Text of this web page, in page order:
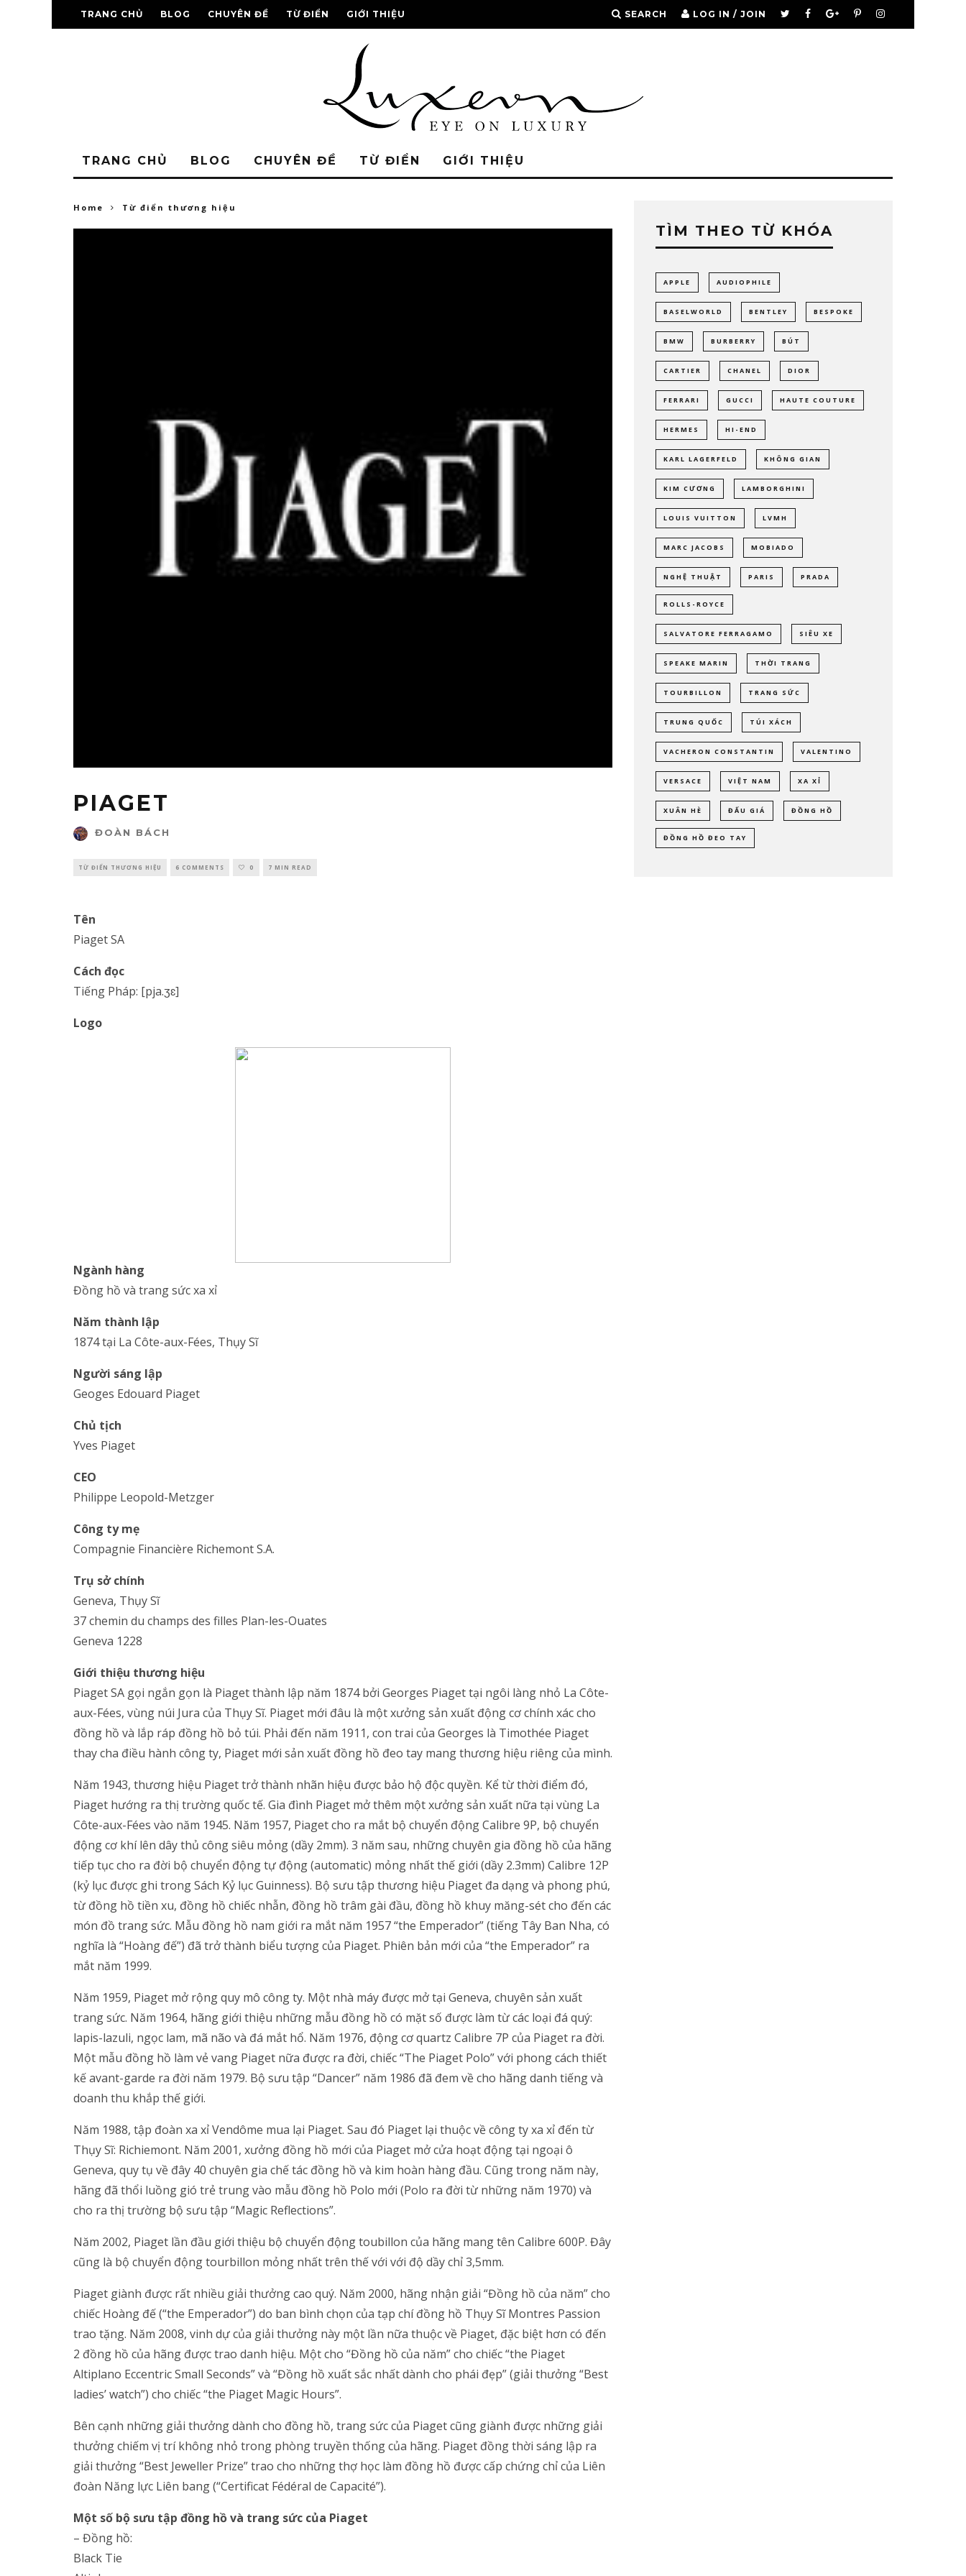
TRANG CHỦ BLOG CHUYÊN ĐỀ TỪ ĐIỂN GIỚI THIỆU SEARCH LOG IN / JOIN
TRANG CHỦ BLOG CHUYÊN ĐỀ TỪ ĐIỂN GIỚI THIỆU
Home Từ điển thương hiệu
PIAGET
ĐOÀN BÁCH
TỪ ĐIỂN THƯƠNG HIỆU 6 COMMENTS 0 7 MIN READ
Tên
Piaget SA
Cách đọc
Tiếng Pháp: [pja.ʒɛ]
Logo
Ngành hàng
Đồng hồ và trang sức xa xỉ
Năm thành lập
1874 tại La Côte-aux-Fées, Thụy Sĩ
Người sáng lập
Geoges Edouard Piaget
Chủ tịch
Yves Piaget
CEO
Philippe Leopold-Metzger
Công ty mẹ
Compagnie Financière Richemont S.A.
Trụ sở chính
Geneva, Thụy Sĩ
37 chemin du champs des filles Plan-les-Ouates
Geneva 1228
Giới thiệu thương hiệu
Piaget SA gọi ngắn gọn là Piaget thành lập năm 1874 bởi Georges Piaget tại ngôi làng nhỏ La Côte-
aux-Fées, vùng núi Jura của Thụy Sĩ. Piaget mới đâu là một xưởng sản xuất động cơ chính xác cho
đồng hồ và lắp ráp đồng hồ bỏ túi. Phải đến năm 1911, con trai của Georges là Timothée Piaget
thay cha điều hành công ty, Piaget mới sản xuất đồng hồ đeo tay mang thương hiệu riêng của mình.
Năm 1943, thương hiệu Piaget trở thành nhãn hiệu được bảo hộ độc quyền. Kể từ thời điểm đó,
Piaget hướng ra thị trường quốc tế. Gia đình Piaget mở thêm một xưởng sản xuất nữa tại vùng La
Côte-aux-Fées vào năm 1945. Năm 1957, Piaget cho ra mắt bộ chuyển động Calibre 9P, bộ chuyển
động cơ khí lên dây thủ công siêu mỏng (dầy 2mm). 3 năm sau, những chuyên gia đồng hồ của hãng
tiếp tục cho ra đời bộ chuyển động tự động (automatic) mỏng nhất thế giới (dầy 2.3mm) Calibre 12P
(kỷ lục được ghi trong Sách Kỷ lục Guinness). Bộ sưu tập thương hiệu Piaget đa dạng và phong phú,
từ đồng hồ tiền xu, đồng hồ chiếc nhẫn, đồng hồ trâm gài đầu, đồng hồ khuy măng-sét cho đến các
món đồ trang sức. Mẫu đồng hồ nam giới ra mắt năm 1957 “the Emperador” (tiếng Tây Ban Nha, có
nghĩa là “Hoàng đế”) đã trở thành biểu tượng của Piaget. Phiên bản mới của “the Emperador” ra
mắt năm 1999.
Năm 1959, Piaget mở rộng quy mô công ty. Một nhà máy được mở tại Geneva, chuyên sản xuất
trang sức. Năm 1964, hãng giới thiệu những mẫu đồng hồ có mặt số được làm từ các loại đá quý:
lapis-lazuli, ngọc lam, mã não và đá mắt hổ. Năm 1976, động cơ quartz Calibre 7P của Piaget ra đời.
Một mẫu đồng hồ làm vẻ vang Piaget nữa được ra đời, chiếc “The Piaget Polo” với phong cách thiết
kế avant-garde ra đời năm 1979. Bộ sưu tập “Dancer” năm 1986 đã đem về cho hãng danh tiếng và
doanh thu khắp thế giới.
Năm 1988, tập đoàn xa xỉ Vendôme mua lại Piaget. Sau đó Piaget lại thuộc về công ty xa xỉ đến từ
Thụy Sĩ: Richiemont. Năm 2001, xưởng đồng hồ mới của Piaget mở cửa hoạt động tại ngoại ô
Geneva, quy tụ về đây 40 chuyên gia chế tác đồng hồ và kim hoàn hàng đầu. Cũng trong năm này,
hãng đã thổi luồng gió trẻ trung vào mẫu đồng hồ Polo mới (Polo ra đời từ những năm 1970) và
cho ra thị trường bộ sưu tập “Magic Reflections”.
Năm 2002, Piaget lần đầu giới thiệu bộ chuyển động toubillon của hãng mang tên Calibre 600P. Đây
cũng là bộ chuyển động tourbillon mỏng nhất trên thế với với độ dầy chỉ 3,5mm.
Piaget giành được rất nhiều giải thưởng cao quý. Năm 2000, hãng nhận giải “Đồng hồ của năm” cho
chiếc Hoàng đế (“the Emperador”) do ban bình chọn của tạp chí đồng hồ Thụy Sĩ Montres Passion
trao tặng. Năm 2008, vinh dự của giải thưởng này một lần nữa thuộc về Piaget, đặc biệt hơn có đến
2 đồng hồ của hãng được trao danh hiệu. Một cho “Đồng hồ của năm” cho chiếc “the Piaget
Altiplano Eccentric Small Seconds” và “Đồng hồ xuất sắc nhất dành cho phái đẹp” (giải thưởng “Best
ladies’ watch”) cho chiếc “the Piaget Magic Hours”.
Bên cạnh những giải thưởng dành cho đồng hồ, trang sức của Piaget cũng giành được những giải
thưởng chiếm vị trí không nhỏ trong phòng truyền thống của hãng. Piaget đồng thời sáng lập ra
giải thưởng “Best Jeweller Prize” trao cho những thợ học làm đồng hồ được cấp chứng chỉ của Liên
đoàn Năng lực Liên bang (“Certificat Fédéral de Capacité”).
Một số bộ sưu tập đồng hồ và trang sức của Piaget
– Đồng hồ:
Black Tie
TÌM THEO TỪ KHÓA
APPLE AUDIOPHILE
BASELWORLD BENTLEY BESPOKE
BMW BURBERRY BÚT
CARTIER CHANEL DIOR
FERRARI GUCCI HAUTE COUTURE
HERMES HI-END
KARL LAGERFELD KHÔNG GIAN
KIM CƯƠNG LAMBORGHINI
LOUIS VUITTON LVMH
MARC JACOBS MOBIADO
NGHỆ THUẬT PARIS PRADA
ROLLS-ROYCE
SALVATORE FERRAGAMO SIÊU XE
SPEAKE MARIN THỜI TRANG
TOURBILLON TRANG SỨC
TRUNG QUỐC TÚI XÁCH
VACHERON CONSTANTIN VALENTINO
VERSACE VIỆT NAM XA XỈ
XUÂN HÈ ĐẤU GIÁ ĐỒNG HỒ
ĐỒNG HỒ ĐEO TAY